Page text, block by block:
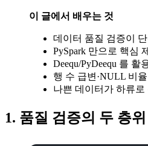
이 글에서 배우는 것
데이터 품질 검증이
PySpark 만으로 핵심
Deequ/PyDeequ 를
행 수 급변·NULL 비
나쁜 데이터가 하류
1. 품질 검증의 두 층위